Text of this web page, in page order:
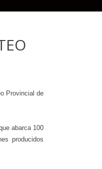
Provincial de
abarca 100
producidos